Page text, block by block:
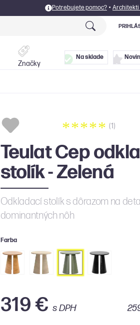
Potrebujete pomoc? • Architekti
Doplnky Postele
Značky
Na sklade
(1)
Teulat Cep
stolík - Zelená
Odkladací stolík s dôrazom na
dominantných nôh
Farba
319 € s DPH